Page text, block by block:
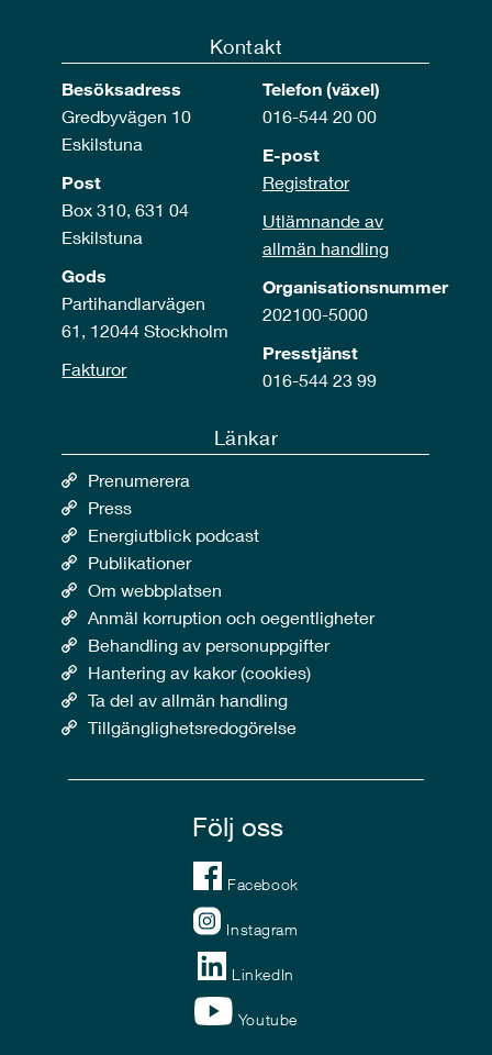
Kontakt
Besöksadress
Gredbyvägen 10
Eskilstuna
Post
Box 310, 631 04
Eskilstuna
Gods
Partihandlarvägen
61, 12044 Stockholm
Fakturor
Telefon (växel)
016-544 20 00
E-post
Registrator
Utlämnande av
allmän handling
Organisationsnummer
202100-5000
Presstjänst
016-544 23 99
Länkar
Prenumerera
Press
Energiutblick podcast
Publikationer
Om webbplatsen
Anmäl korruption och oegentligheter
Behandling av personuppgifter
Hantering av kakor (cookies)
Ta del av allmän handling
Tillgänglighetsredogörelse
Följ oss
Facebook
Instagram
LinkedIn
Youtube